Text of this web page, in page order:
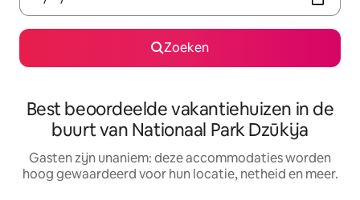
Zoeken
Best beoordeelde vakantiehuizen in de
buurt van Nationaal Park Dzūkija
Gasten zijn unaniem: deze accommodaties worden
hoog gewaardeerd voor hun locatie, netheid en meer.